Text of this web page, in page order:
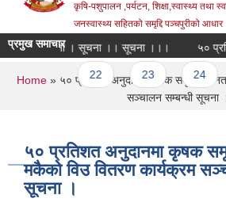
कृषि-पशुपालन ,पर्यटन, शिक्षा,स्वास्थ्य तथा
जनस्वास्थ्य सहितको समृद्दि पञ्चपुरीको आधार
प्रमुख समाचार
सूचना । सूचना ।। सूचना ।।। ५०
22 23 24
You are here
Home » ५० प्रतिशत अनुदानमा कृषक समूहमा उन्नत
सञ्चालन सम्बन्धी सूचना
५० प्रतिशत अनुदानमा कृषक
मकैको विउ वितरण कार्यक्रम
सूचना ।